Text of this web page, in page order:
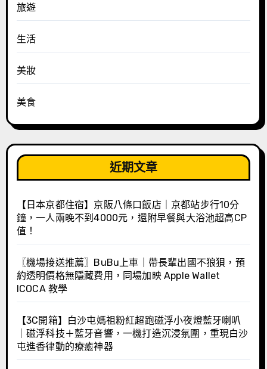
旅遊
生活
美妝
美食
近期文章
【日本京都住宿】京阪八條口飯店｜京都站步行10分
鐘，一人兩晚不到4000元，還附早餐與大浴池超高CP
值！
〖機場接送推薦〗BuBu上車｜帶長輩出國不狼狽，預
約透明價格無隱藏費用，同場加映 Apple Wallet
ICOCA 教學
【3C開箱】白沙屯媽祖粉紅超跑磁浮小夜燈藍牙喇叭
｜磁浮科技＋藍牙音響，一機打造沉浸氛圍，重現白沙
屯進香律動的療癒神器